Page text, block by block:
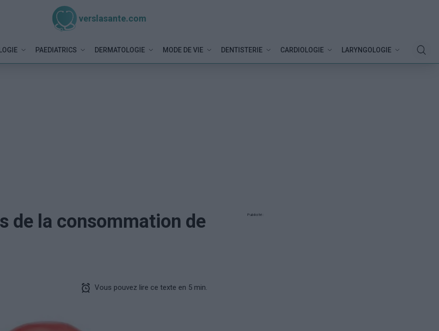
verslasante.com
PAEDIATRICS DERMATOLOGIE MODE DE VIE DENTISTERIE CARDIOLOGIE LARYNGOLOGIE
de la consommation de
Vous pouvez lire ce texte en 5 min.
Publicité: